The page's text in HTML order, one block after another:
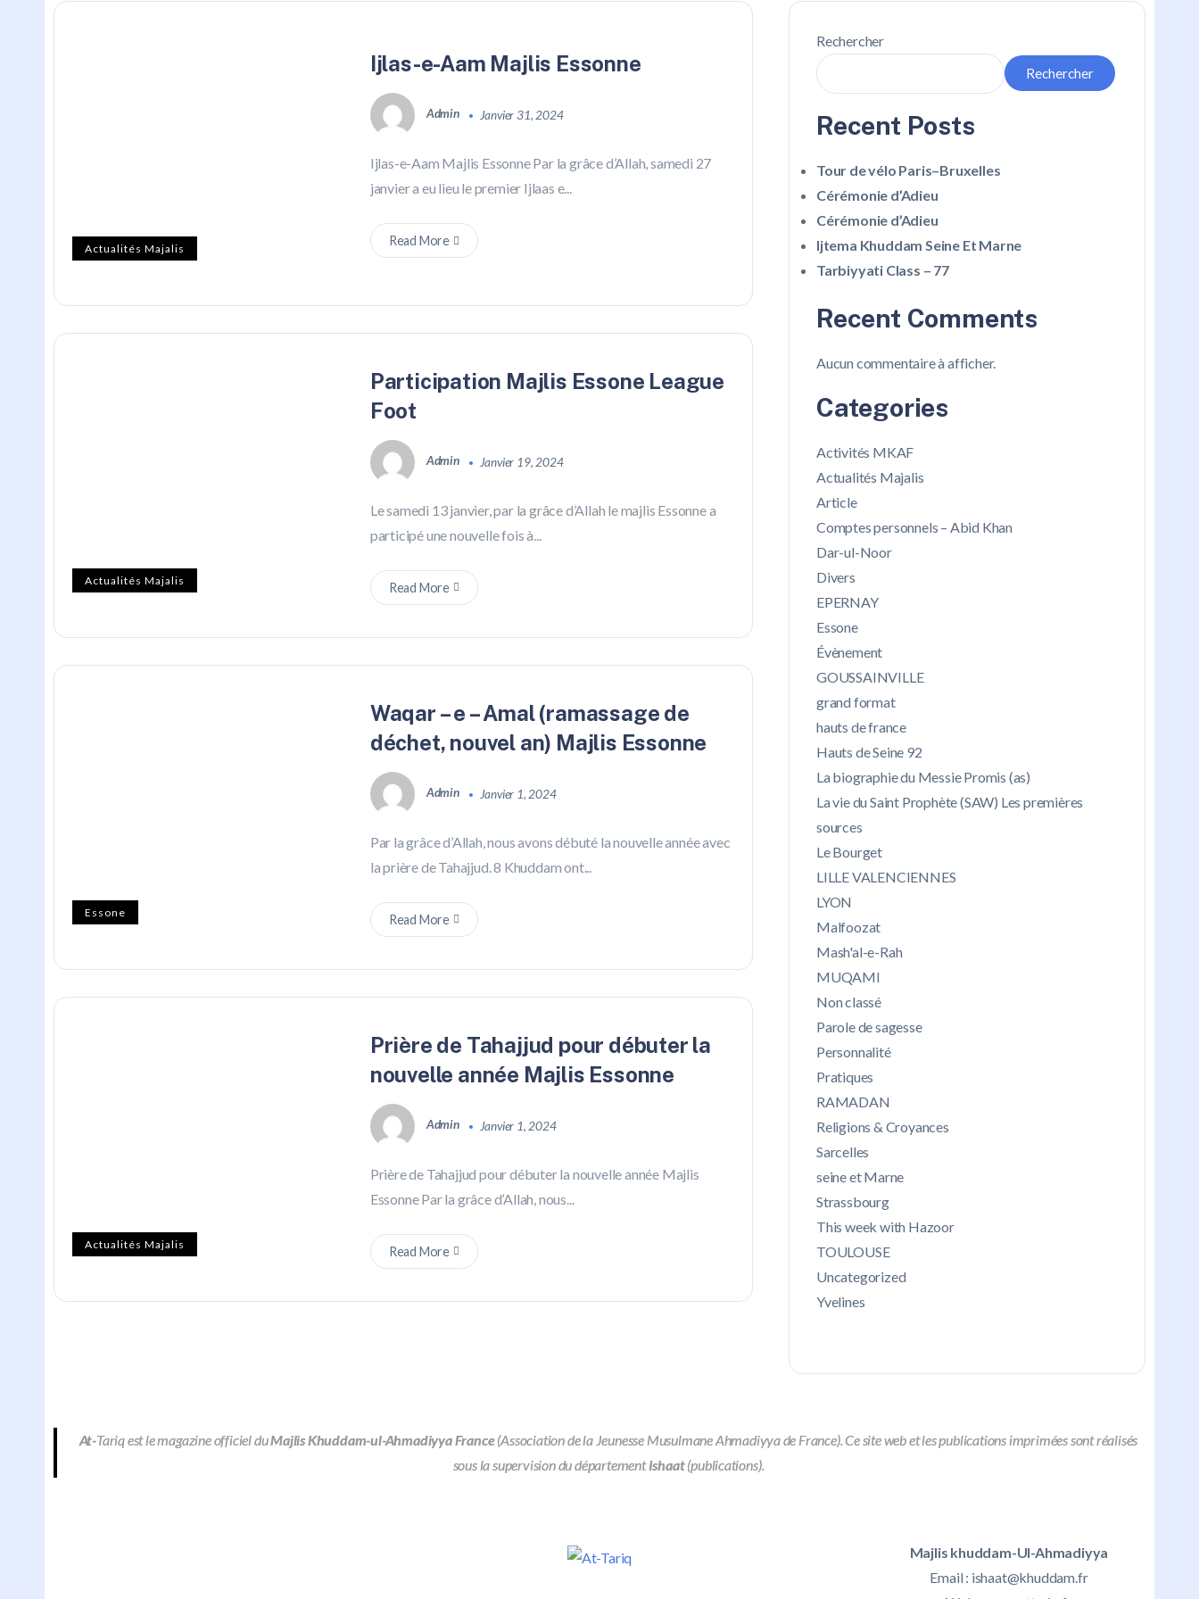
Actualités Majalis
Ijlas-e-Aam Majlis Essonne
Admin Janvier 31, 2024
Ijlas-e-Aam Majlis Essonne Par la grâce d’Allah, samedi 27
janvier a eu lieu le premier Ijlaas e...
Read More
Actualités Majalis
Participation Majlis Essone League
Foot
Admin Janvier 19, 2024
Le samedi 13 janvier, par la grâce d’Allah le majlis Essonne a
participé une nouvelle fois à...
Read More
Essone
Waqar – e – Amal (ramassage de
déchet, nouvel an) Majlis Essonne
Admin Janvier 1, 2024
Par la grâce d’Allah, nous avons débuté la nouvelle année avec
la prière de Tahajjud. 8 Khuddam ont...
Read More
Actualités Majalis
Prière de Tahajjud pour débuter la
nouvelle année Majlis Essonne
Admin Janvier 1, 2024
Prière de Tahajjud pour débuter la nouvelle année Majlis
Essonne Par la grâce d’Allah, nous...
Read More
Rechercher
Rechercher
Recent Posts
Tour de vélo Paris–Bruxelles
Cérémonie d’Adieu
Cérémonie d’Adieu
Ijtema Khuddam Seine Et Marne
Tarbiyyati Class – 77
Recent Comments
Aucun commentaire à afficher.
Categories
Activités MKAF
Actualités Majalis
Article
Comptes personnels – Abid Khan
Dar-ul-Noor
Divers
EPERNAY
Essone
Évènement
GOUSSAINVILLE
grand format
hauts de france
Hauts de Seine 92
La biographie du Messie Promis (as)
La vie du Saint Prophète (SAW) Les premières
sources
Le Bourget
LILLE VALENCIENNES
LYON
Malfoozat
Mash'al-e-Rah
MUQAMI
Non classé
Parole de sagesse
Personnalité
Pratiques
RAMADAN
Religions & Croyances
Sarcelles
seine et Marne
Strassbourg
This week with Hazoor
TOULOUSE
Uncategorized
Yvelines
At-Tariq est le magazine officiel duMajlis Khuddam-ul-Ahmadiyya France(Association de la Jeunesse Musulmane Ahmadiyya de France). Ce site web et les publications imprimées sont réalisés
sous la supervision du départementIshaat(publications).
Majlis khuddam-Ul-Ahmadiyya
Email : ishaat@khuddam.fr